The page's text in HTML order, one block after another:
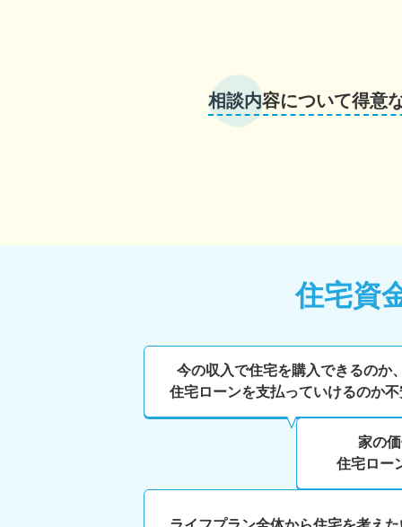
相談内容について得意
住宅資
今の収入で住宅を購入できるのか
住宅ローンを支払っていけるのか不
家の
住宅ロー